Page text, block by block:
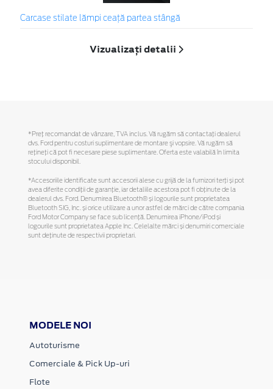
Carcase stilate lămpi ceaţă partea stângă
Vizualizați detalii
*Preţ recomandat de vânzare, TVA inclus. Vă rugăm să contactaţi dealerul
dvs. Ford pentru costuri suplimentare de montare şi vopsire. Vă rugăm să
reţineţi că pot fi necesare piese suplimentare. Oferta este valabilă în limita
stocului disponibil.
*Accesoriile identificate sunt accesorii alese cu grijă de la furnizori terți și pot
avea diferite condiții de garanție, iar detaliile acestora pot fi obținute de la
dealerul dvs. Ford. Denumirea Bluetooth® și logourile sunt proprietatea
Bluetooth SIG, Inc. și orice utilizare a unor astfel de mărci de către compania
Ford Motor Company se face sub licență. Denumirea iPhone/iPod și
logourile sunt proprietatea Apple Inc. Celelalte mărci și denumiri comerciale
sunt deținute de respectivii proprietari.
MODELE NOI
Autoturisme
Comerciale & Pick Up-uri
Flote